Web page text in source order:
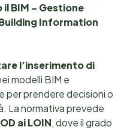
BIM – Gestione
Information
l’inserimento di
modelli BIM e
per prendere decisioni o
La normativa prevede
ai LOIN, dove il grado